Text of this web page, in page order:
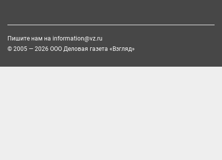
Пишите нам на information@vz.ru
© 2005 — 2026 ООО Деловая газета «Взгляд»